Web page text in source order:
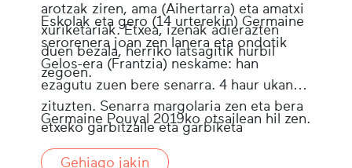
arotzak ziren, ama (Aihertarra) eta amatxi
xuriketariak. Etxea, izenak adierazten
duen bezala, herriko latsagitik hurbil
zegoen.
Eskolak eta gero (14 urterekin) Germaine
serorenera joan zen lanera eta ondotik
Gelos-era (Frantzia) neskame: han
ezagutu zuen bere senarra. 4 haur ukan
zituzten. Senarra margolaria zen eta bera
etxeko garbitzaile eta garbiketa
laguntzaile. Etxea oinordetzan ukan lur
Germaine Pouyal 2019ko otsailean hil zen.
Gehiago jakin